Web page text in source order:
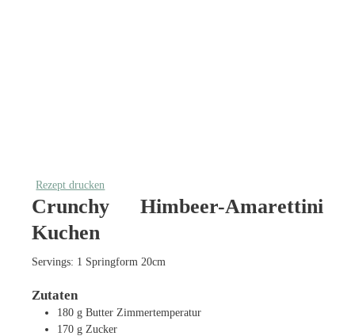
Rezept drucken
Crunchy Himbeer-Amarettini
Kuchen
Servings: 1 Springform 20cm
Zutaten
180 g Butter Zimmertemperatur
170 g Zucker